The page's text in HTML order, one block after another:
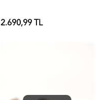
2.690,99 TL